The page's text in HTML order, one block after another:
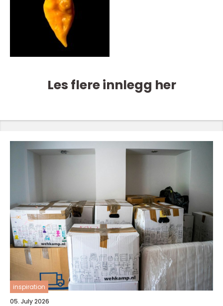
Les flere innlegg her
inspiration
05. July 2026